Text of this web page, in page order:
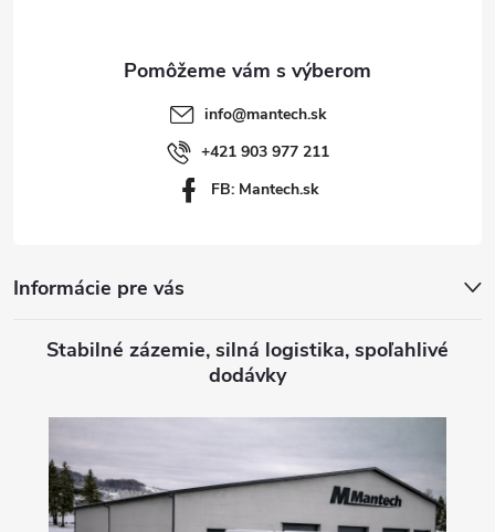
info@mantech.sk
+421 903 977 211
FB: Mantech.sk
Informácie pre vás
Stabilné zázemie, silná logistika, spoľahlivé
dodávky